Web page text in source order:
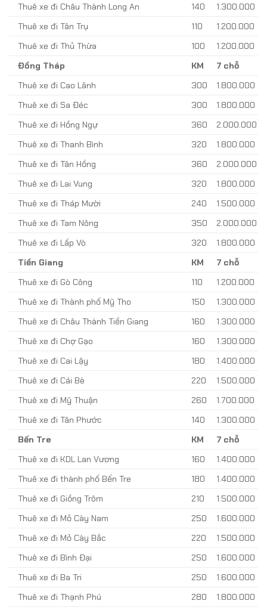
Thuê xe đi Châu Thành Long An
140
1.300.000
Thuê xe đi Tân Trụ
110
1.200.000
Thuê xe đi Thủ Thừa
100
1.200.000
Đồng Tháp
KM
7 chỗ
Thuê xe đi Cao Lãnh
300
1.800.000
Thuê xe đi Sa Đéc
300
1.800.000
Thuê xe đi Hồng Ngự
360
2.000.000
Thuê xe đi Thanh Bình
320
1.800.000
Thuê xe đi Tân Hồng
360
2.000.000
Thuê xe đi Lai Vung
320
1.800.000
Thuê xe đi Tháp Mười
240
1.500.000
Thuê xe đi Tam Nông
350
2.000.000
Thuê xe đi Lấp Vò
320
1.800.000
Tiền Giang
KM
7 chỗ
Thuê xe đi Gò Công
110
1.200.000
Thuê xe đi Thành phố Mỹ Tho
150
1.300.000
Thuê xe đi Châu Thành Tiền Giang
160
1.300.000
Thuê xe đi Chợ Gạo
160
1.300.000
Thuê xe đi Cai Lậy
180
1.400.000
Thuê xe đi Cái Bè
220
1.500.000
Thuê xe đi Mỹ Thuận
260
1.700.000
Thuê xe đi Tân Phước
140
1.300.000
Bến Tre
KM
7 chỗ
Thuê xe đi KDL Lan Vương
160
1.400.000
Thuê xe đi thành phố Bến Tre
180
1.400.000
Thuê xe đi Giồng Trôm
210
1.500.000
Thuê xe đi Mỏ Cày Nam
250
1.600.000
Thuê xe đi Mỏ Cày Bắc
220
1.500.000
Thuê xe đi Bình Đại
250
1.600.000
Thuê xe đi Ba Tri
250
1.600.000
Thuê xe đi Thạnh Phú
280
1.800.000